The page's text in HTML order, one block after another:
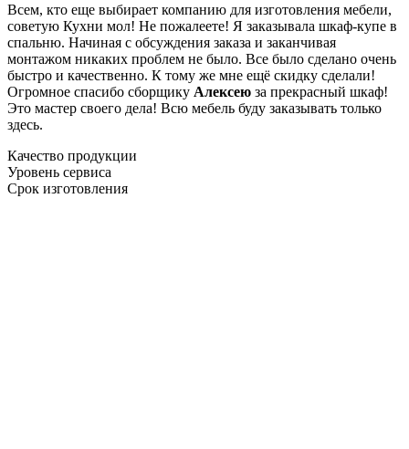
Всем, кто еще выбирает компанию для изготовления мебели,
советую Кухни мол! Не пожалеете! Я заказывала шкаф-купе в
спальню. Начиная с обсуждения заказа и заканчивая
монтажом никаких проблем не было. Все было сделано очень
быстро и качественно. К тому же мне ещё скидку сделали!
Огромное спасибо сборщику Алексею за прекрасный шкаф!
Это мастер своего дела! Всю мебель буду заказывать только
здесь.
Качество продукции
Уровень сервиса
Срок изготовления